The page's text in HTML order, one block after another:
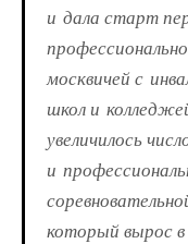
и дала старт
москвичей с
школ и
увеличилось
и
который вырос